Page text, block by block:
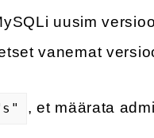
uusim
vanemat
, et määrata